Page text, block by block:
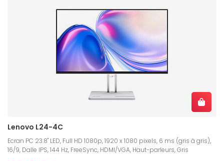
Lenovo L24-4C
Ecran PC 23.8" LED, Full HD 1080p, 1920 x 1080 pixels, 6 ms (gris à gris),
16/9, Dalle IPS, 144 Hz, FreeSync, HDMI/VGA, Haut-parleurs, Gris